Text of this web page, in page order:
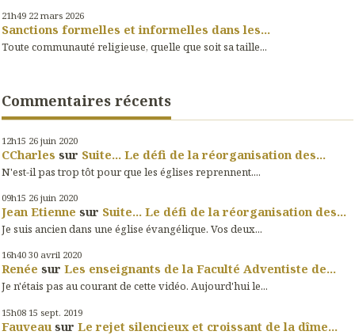
21h49 22 mars 2026
Sanctions formelles et informelles dans les...
Toute communauté religieuse, quelle que soit sa taille...
Commentaires récents
12h15 26 juin 2020
CCharles sur Suite... Le défi de la réorganisation des...
N'est-il pas trop tôt pour que les églises reprennent....
09h15 26 juin 2020
Jean Etienne sur Suite... Le défi de la réorganisation des...
Je suis ancien dans une église évangélique. Vos deux...
16h40 30 avril 2020
Renée sur Les enseignants de la Faculté Adventiste de...
Je n'étais pas au courant de cette vidéo. Aujourd'hui le...
15h08 15 sept. 2019
Fauveau sur Le rejet silencieux et croissant de la dîme...